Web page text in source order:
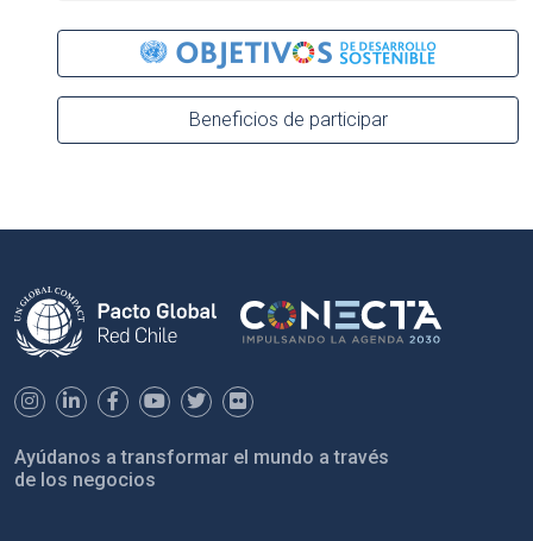
Beneficios de participar
Ayúdanos a transformar el mundo a través
de los negocios